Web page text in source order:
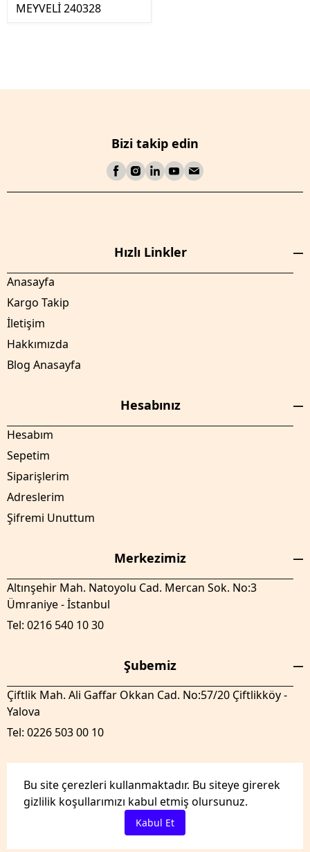
Bu site çerezleri kullanmaktadır. Bu siteye girerek
gizlilik koşullarımızı kabul etmiş olursunuz.
Kabul Et
MEYVELİ 240328
Bizi takip edin
Hızlı Linkler
Anasayfa
Kargo Takip
İletişim
Hakkımızda
Blog Anasayfa
Hesabınız
Hesabım
Sepetim
Siparişlerim
Adreslerim
Şifremi Unuttum
Merkezimiz
Altınşehir Mah. Natoyolu Cad. Mercan Sok. No:3
Ümraniye - İstanbul
Tel: 0216 540 10 30
Şubemiz
Çiftlik Mah. Ali Gaffar Okkan Cad. No:57/20 Çiftlikköy -
Yalova
Tel: 0226 503 00 10
GenelTedaril.com Tüm hakları saklıdır.